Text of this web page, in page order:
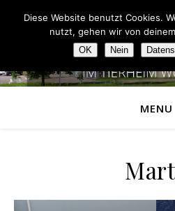
MENU
Diese Website benutzt Cookies.
nutzt, gehen wir von
OK Nein